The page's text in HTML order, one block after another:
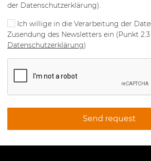
der Datenschutzerklärung).
Ich willige in die Verarbeitung der
Zusendung des Newsletters ein (Punkt
Datenschutzerklärung)
Send request